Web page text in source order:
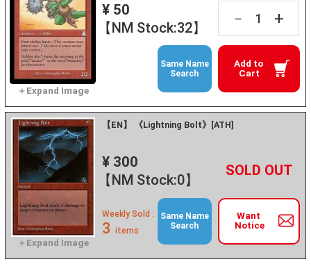
¥ 50
【NM Stock:32】
－ +
Add to
Cart
Same Name
Search
【EN】 《Lightning Bolt》[ATH]
¥ 300
【NM Stock:0】
－ +
Want
Notice
Weekly Sold :
3 items
Same Name
Search